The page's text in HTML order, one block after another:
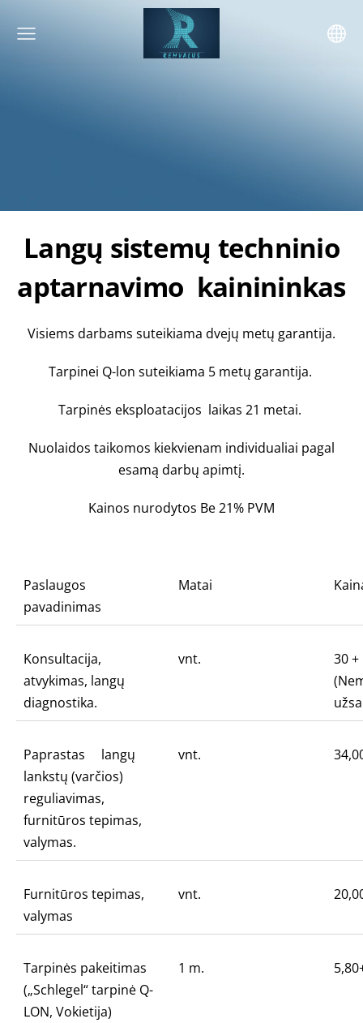
Langų sistemų techninio
aptarnavimo kainininkas
Visiems darbams suteikiama dvejų metų garantija.
Tarpinei Q-lon suteikiama 5 metų garantija.
Tarpinės eksploatacijos laikas 21 metai.
Nuolaidos taikomos kiekvienam individualiai pagal
esamą darbų apimtį.
Kainos nurodytos Be 21% PVM
Paslaugos
pavadinimas
Matai
Konsultacija,
atvykimas, langų
diagnostika.
vnt.
30
Paprastas langų
lankstų (varčios)
reguliavimas,
furnitūros tepimas,
valymas.
vnt.
Furnitūros tepimas,
valymas
vnt.
Tarpinės pakeitimas
(„Schlegel“ tarpinė Q-
LON, Vokietija)
1 m. 5,80